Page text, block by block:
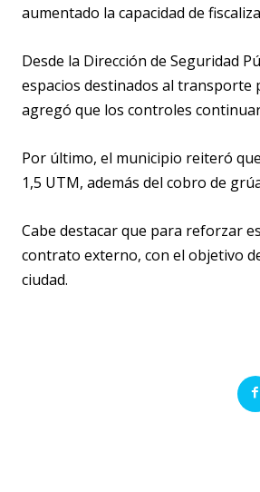
aumentado la capacidad de
Desde la Dirección de Seguridad
espacios destinados al transporte
agregó que los controles
Por último, el municipio reiteró
1,5 UTM, además del cobro de
Cabe destacar que para reforzar
contrato externo, con el objetivo
ciudad.